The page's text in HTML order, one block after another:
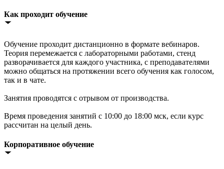
Как проходит обучение
Обучение проходит дистанционно в формате вебинаров.
Теория перемежается с лабораторными работами, стенд
разворачивается для каждого участника, с преподавателями
можно общаться на протяжении всего обучения как голосом,
так и в чате.
Занятия проводятся с отрывом от производства.
Время проведения занятий с 10:00 до 18:00 мск, если курс
рассчитан на целый день.
Корпоративное обучение